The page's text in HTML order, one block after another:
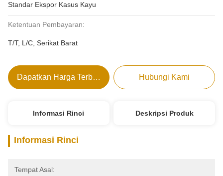
Standar Ekspor Kasus Kayu
Ketentuan Pembayaran:
T/T, L/C, Serikat Barat
Dapatkan Harga Terbaik Hubungi Kami
Informasi Rinci Deskripsi Produk
Informasi Rinci
Tempat Asal: